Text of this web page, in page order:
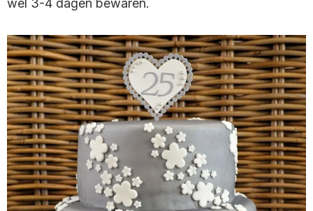
wel 3-4 dagen bewaren.